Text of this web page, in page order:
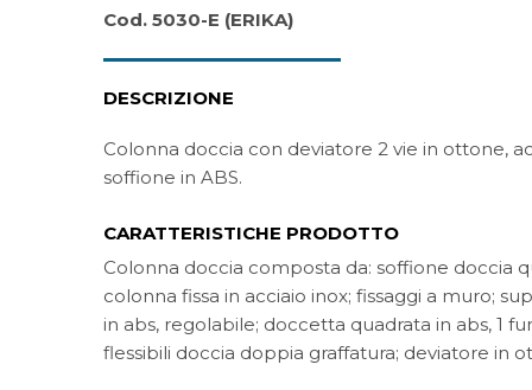
Cod. 5030-E (ERIKA)
DESCRIZIONE
Colonna doccia con deviatore 2 vie in ottone,
soffione in ABS.
CARATTERISTICHE PRODOTTO
Colonna doccia composta da: soffione doccia
colonna fissa in acciaio inox; fissaggi a muro;
in abs, regolabile; doccetta quadrata in abs, 1
flessibili doccia doppia graffatura; deviatore in